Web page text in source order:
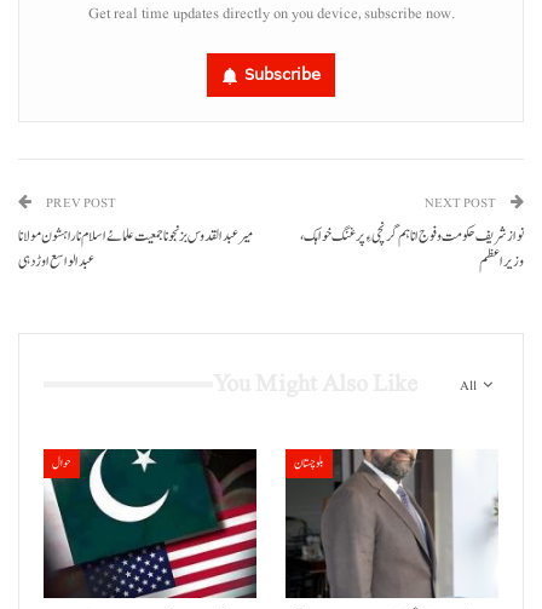
Get real time updates directly on you device, subscribe now.
Subscribe
PREV POST
میر عبدالقدوس بزنجو نا جمعیت علمائے اسلام نا راہشون مولانا
عبدالواسع اوڑدہی
NEXT POST
نواز شریف حکومت و فوج انا ہم گرنچی ءِ پرغنگ خواہک،
وزیراعظم
All
حوال بلوچستان